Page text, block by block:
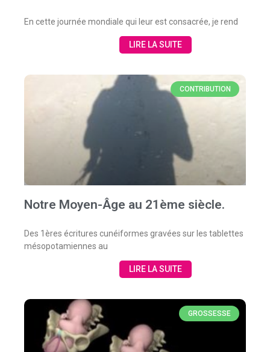
En cette journée mondiale qui leur est consacrée, je rend
LIRE LA SUITE
CONTRIBUTION
Notre Moyen-Âge au 21ème siècle.
Des 1ères écritures cunéiformes gravées sur les tablettes
mésopotamiennes au
LIRE LA SUITE
GROSSESSE